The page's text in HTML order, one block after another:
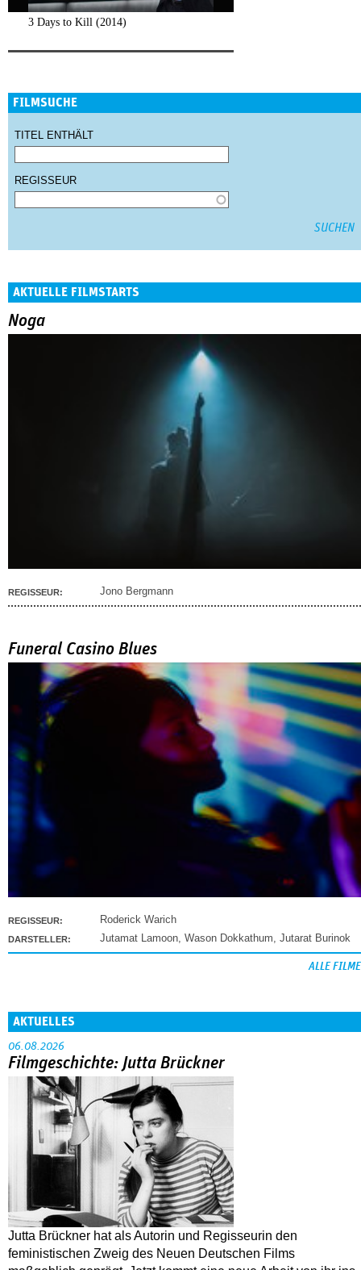
3 Days to Kill (2014)
FILMSUCHE
TITEL ENTHÄLT
REGISSEUR
AKTUELLE FILMSTARTS
Noga
REGISSEUR: Jono Bergmann
Funeral Casino Blues
REGISSEUR: Roderick Warich
DARSTELLER: Jutamat Lamoon, Wason Dokkathum, Jutarat Burinok
ALLE FILME
AKTUELLES
06.08.2026
Filmgeschichte: Jutta Brückner
Jutta Brückner hat als Autorin und Regisseurin den
feministischen Zweig des Neuen Deutschen Films